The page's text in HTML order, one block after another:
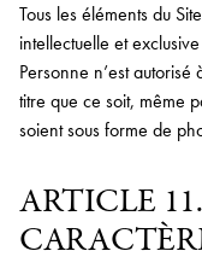
Tous les éléments du
intellectuelle et
Personne n’est
titre que ce soit, même
soient sous forme de
ARTICLE